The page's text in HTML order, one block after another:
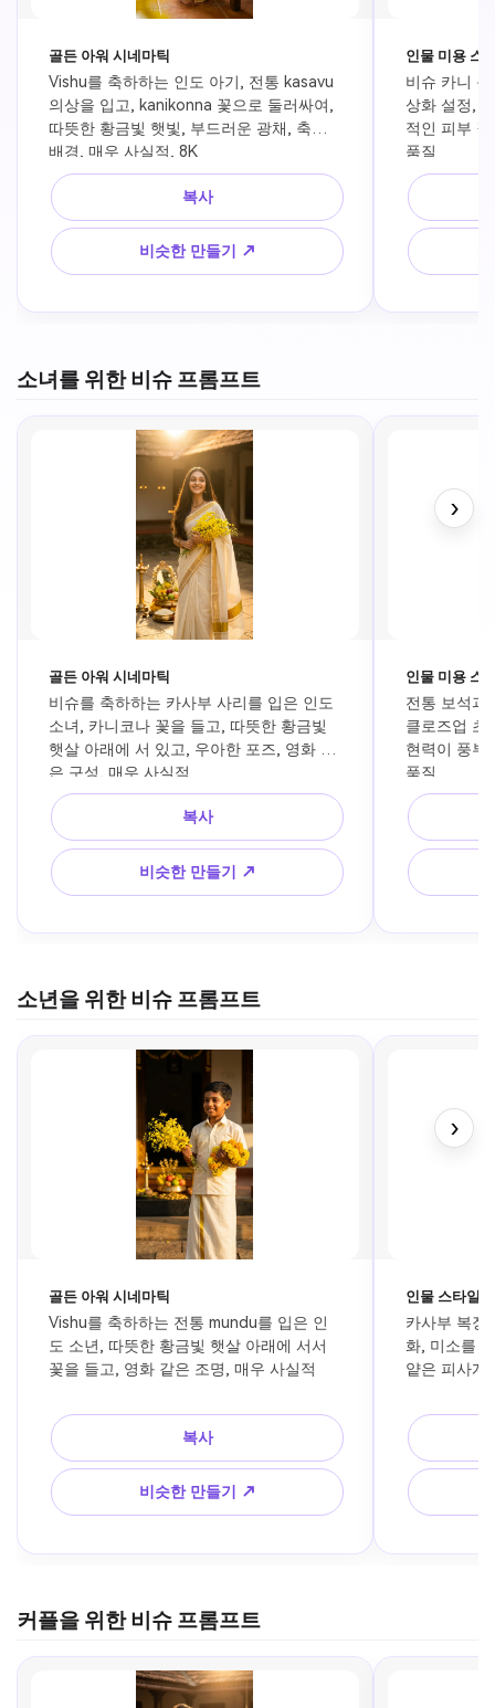
골든 아워 시네마틱
Vishu를 축하하는 인도 아기, 전통 kasavu
의상을 입고, kanikonna 꽃으로 둘러싸여,
따뜻한 황금빛 햇빛, 부드러운 광채, 축제
배경, 매우 사실적, 8K
복사
비슷한 만들기 ↗
인물 미용 스
비슈 카니
상화 설정,
적인 피부
품질
소녀를 위한 비슈 프롬프트
골든 아워 시네마틱
비슈를 축하하는 카사부 사리를 입은 인도
소녀, 카니코나 꽃을 들고, 따뜻한 황금빛
햇살 아래에 서 있고, 우아한 포즈, 영화 같
은 구성, 매우 사실적
복사
비슷한 만들기 ↗
인물 미용 스
전통 보석과
클로즈업 초
현력이 풍부
품질
›
소년을 위한 비슈 프롬프트
골든 아워 시네마틱
Vishu를 축하하는 전통 mundu를 입은 인
도 소년, 따뜻한 황금빛 햇살 아래에 서서
꽃을 들고, 영화 같은 조명, 매우 사실적
복사
비슷한 만들기 ↗
인물 스타일
카사부 복장
화, 미소를
얕은 피사계
›
커플을 위한 비슈 프롬프트